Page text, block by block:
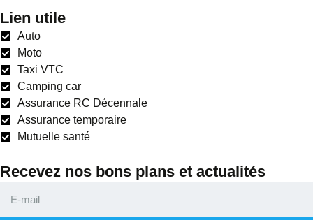
Lien utile
Auto
Moto
Taxi VTC
Camping car
Assurance RC Décennale
Assurance temporaire
Mutuelle santé
Recevez nos bons plans et actualités